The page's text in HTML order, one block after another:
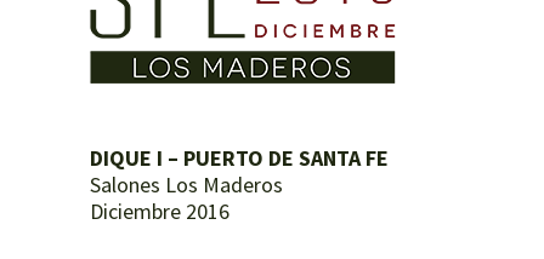
DIQUE I – PUERTO DE SANTA FE
Salones Los Maderos
Diciembre 2016